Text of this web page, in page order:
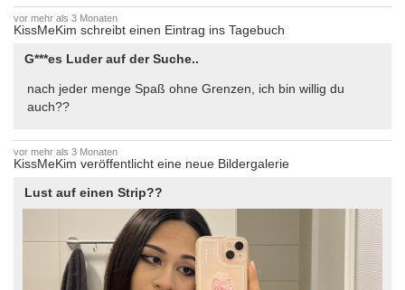
vor mehr als 3 Monaten
KissMeKim schreibt einen Eintrag ins Tagebuch
G***es Luder auf der Suche..
nach jeder menge Spaß ohne Grenzen, ich bin willig du
auch??
vor mehr als 3 Monaten
KissMeKim veröffentlicht eine neue Bildergalerie
Lust auf einen Strip??